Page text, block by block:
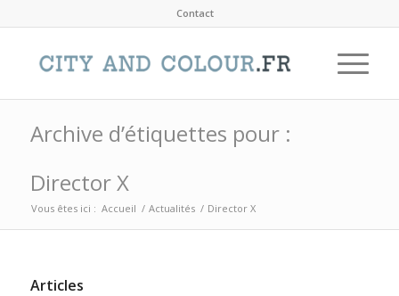
Contact
Archive d’étiquettes pour :
Director X
Vous êtes ici : Accueil / Actualités / Director X
Articles